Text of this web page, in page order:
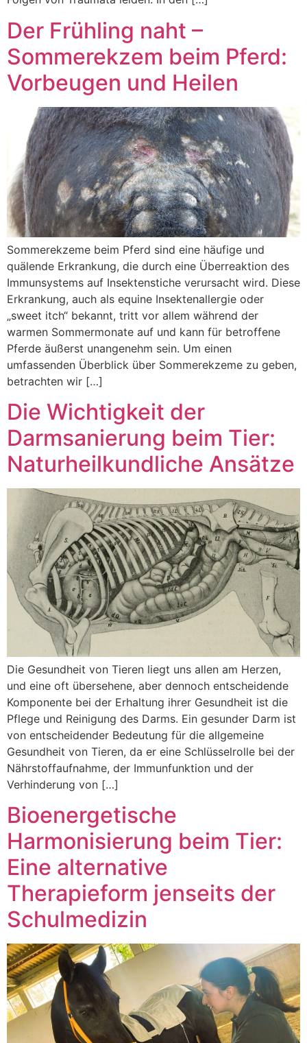
Der Frühling naht –
Sommerekzem beim Pferd:
Vorbeugen und Heilen
Sommerekzeme beim Pferd sind eine häufige und
quälende Erkrankung, die durch eine Überreaktion des
Immunsystems auf Insektenstiche verursacht wird. Diese
Erkrankung, auch als equine Insektenallergie oder
„sweet itch“ bekannt, tritt vor allem während der
warmen Sommermonate auf und kann für betroffene
Pferde äußerst unangenehm sein. Um einen
umfassenden Überblick über Sommerekzeme zu geben,
betrachten wir […]
Die Wichtigkeit der
Darmsanierung beim Tier:
Naturheilkundliche Ansätze
Die Gesundheit von Tieren liegt uns allen am Herzen,
und eine oft übersehene, aber dennoch entscheidende
Komponente bei der Erhaltung ihrer Gesundheit ist die
Pflege und Reinigung des Darms. Ein gesunder Darm ist
von entscheidender Bedeutung für die allgemeine
Gesundheit von Tieren, da er eine Schlüsselrolle bei der
Nährstoffaufnahme, der Immunfunktion und der
Verhinderung von […]
Bioenergetische
Harmonisierung beim Tier:
Eine alternative
Therapieform jenseits der
Schulmedizin